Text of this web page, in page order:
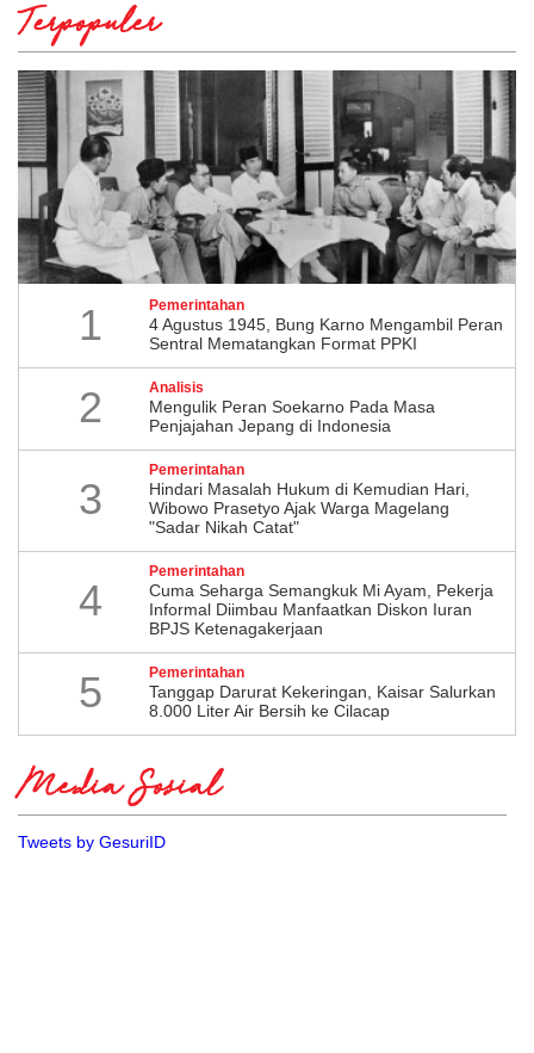
Terpopuler
1 Pemerintahan
4 Agustus 1945, Bung Karno Mengambil Peran
Sentral Mematangkan Format PPKI
2 Analisis
Mengulik Peran Soekarno Pada Masa
Penjajahan Jepang di Indonesia
3
Pemerintahan
Hindari Masalah Hukum di Kemudian Hari,
Wibowo Prasetyo Ajak Warga Magelang
"Sadar Nikah Catat"
4
Pemerintahan
Cuma Seharga Semangkuk Mi Ayam, Pekerja
Informal Diimbau Manfaatkan Diskon Iuran
BPJS Ketenagakerjaan
5 Pemerintahan
Tanggap Darurat Kekeringan, Kaisar Salurkan
8.000 Liter Air Bersih ke Cilacap
Media Sosial
Tweets by GesuriID